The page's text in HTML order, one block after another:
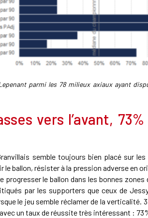
parmi les 78 milieux axiaux ayant
vers l’avant,
semble toujours bien placé sur
le ballon, résister à la pression adverse en
progresser le ballon dans les bonnes
par les supporters que ceux de
le jeu semble réclamer de la
un taux de réussite très intéressant :